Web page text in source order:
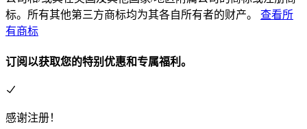
标。所有其他第三方商标均为其各自所有者的财产。 查看所
有商标
订阅以获取您的特别优惠和专属福利。
感谢注册！